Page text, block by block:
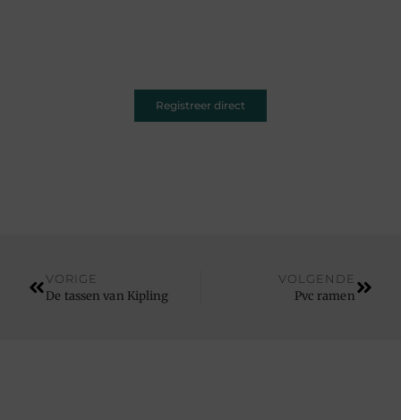
Registreer direct
VORIGE
De tassen van Kipling
VOLGENDE
Pvc ramen